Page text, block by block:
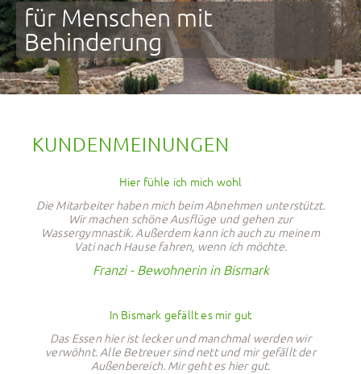
für Menschen mit
Behinderung
KUNDENMEINUNGEN
Hier fühle ich mich wohl
Die Mitarbeiter haben mich beim Abnehmen unterstützt.
Wir machen schöne Ausflüge und gehen zur
Wassergymnastik. Außerdem kann ich auch zu meinem
Vati nach Hause fahren, wenn ich möchte.
Franzi - Bewohnerin in Bismark
In Bismark gefällt es mir gut
Das Essen hier ist lecker und manchmal werden wir
verwöhnt. Alle Betreuer sind nett und mir gefällt der
Außenbereich. Mir geht es hier gut.